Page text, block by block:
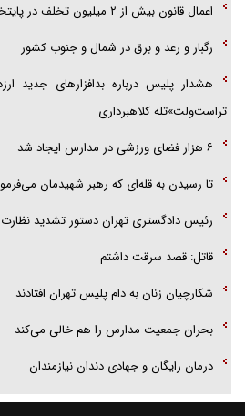
اعمال قانون بیش از ۲ میلیون تخلف در پایتخت از ابتدای سال ۱۴۰۵ تا کنون
رگبار و رعد و برق در شمال و جنوب کشور
هشدار پلیس درباره بدافزارهای جدید
تراست‌ولت»تله کلاهبرداری
۶ هزار فضای ورزشی در مدارس ایجاد شد
تا رسیدن به قله‌ای که رهبر شهیدمان
رئیس دادگستری تهران دستور تشدید نظارت
قاتل: قصد سرقت داشتم
شکارچیان زنان به دام پلیس تهران افتادند
بحران جمعیت مدارس را هم خالی می‌کند
درمان رایگان و جهادی دندان نیازمندان